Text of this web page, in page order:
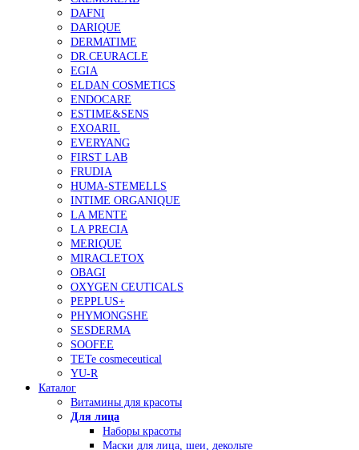
DAFNI
DARIQUE
DERMATIME
DR.CEURACLE
EGIA
ELDAN COSMETICS
ENDOCARE
ESTIME&SENS
EXOARIL
EVERYANG
FIRST LAB
FRUDIA
HUMA-STEMELLS
INTIME ORGANIQUE
LA MENTE
LA PRECIA
MERIQUE
MIRACLETOX
OBAGI
OXYGEN CEUTICALS
PEPPLUS+
PHYMONGSHE
SESDERMA
SOOFEE
TETe cosmeceutical
YU-R
Каталог
Витамины для красоты
Для лица
Наборы красоты
Маски для лица, шеи, декольте